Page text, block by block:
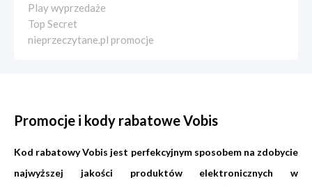
Play wyprzedaże
Top Secret
nieprzeczytane.pl promocje
Promocje i kody rabatowe Vobis
Kod rabatowy Vobis jest perfekcyjnym sposobem na zdobycie
najwyższej jakości produktów elektronicznych w